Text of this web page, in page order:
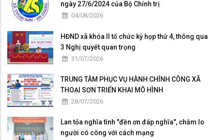
ngày 27/6/2024 của Bộ Chính trị
04/08/2026
HĐND xã khóa II tổ chức kỳ họp thứ 4, thông qua
3 Nghị quyết quan trọng
31/07/2026
TRUNG TÂM PHỤC VỤ HÀNH CHÍNH CÔNG XÃ
THOẠI SƠN TRIỂN KHAI MÔ HÌNH
28/07/2026
Lan tỏa nghĩa tình "đền ơn đáp nghĩa", chăm lo
người có công với cách mạng